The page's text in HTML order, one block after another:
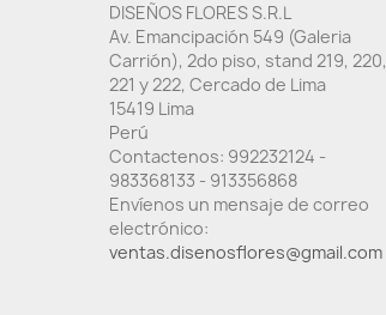
DISEÑOS FLORES S.R.L
Av. Emancipación 549 (Galeria
Carrión), 2do piso, stand 219, 220,
221 y 222, Cercado de Lima
15419 Lima
Perú
Contactenos: 992232124 -
983368133 - 913356868
Envíenos un mensaje de correo
electrónico:
ventas.disenosflores@gmail.com